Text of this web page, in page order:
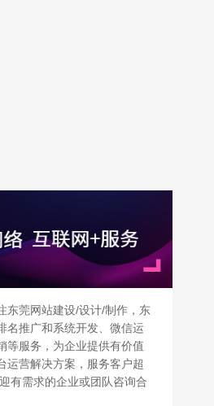
东莞网站建设/设计/制作，东
名推广和系统开发、微信运
等服务，为企业提供有价值
运营解决方案，服务客户超
有需求的企业或团队咨询合